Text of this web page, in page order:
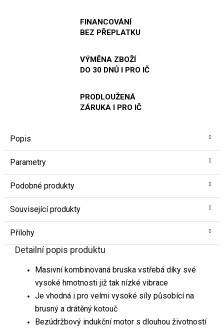
FINANCOVÁNÍ
BEZ PŘEPLATKU
VÝMĚNA ZBOŽÍ
DO 30 DNŮ I PRO IČ
PRODLOUŽENÁ
ZÁRUKA I PRO IČ
Popis
Parametry
Podobné produkty
Související produkty
Přílohy
Detailní popis produktu
Masivní kombinovaná bruska vstřebá díky své
vysoké hmotnosti již tak nízké vibrace
Je vhodná i pro velmi vysoké síly působící na
brusný a drátěný kotouč
Bezúdržbový indukční motor s dlouhou životností